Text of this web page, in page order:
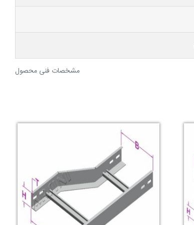
مشخصات فنی محصول